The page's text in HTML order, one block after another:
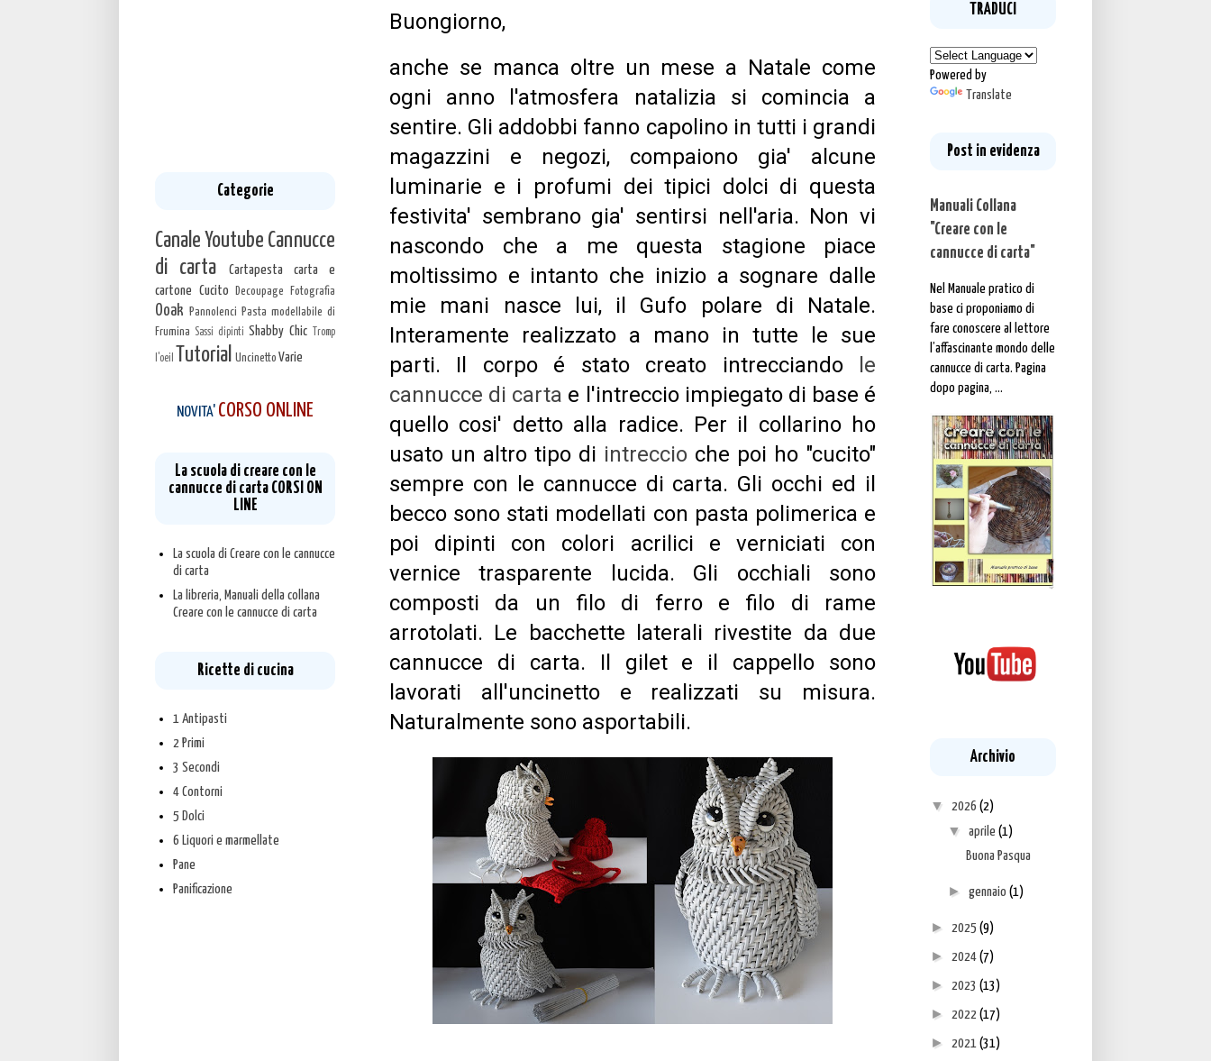
Buongiorno,
anche se manca oltre un mese a Natale come
ogni anno l'atmosfera natalizia si comincia a
sentire. Gli addobbi fanno capolino in tutti i grandi
magazzini e negozi, compaiono gia' alcune
luminarie e i profumi dei tipici dolci di questa
festivita' sembrano gia' sentirsi nell'aria. Non vi
nascondo che a me questa stagione piace
moltissimo e intanto che inizio a sognare dalle
mie mani nasce lui, il Gufo polare di Natale.
Interamente realizzato a mano in tutte le sue
parti. Il corpo é stato creato intrecciando le
cannucce di carta e l'intreccio impiegato di base é
quello cosi' detto alla radice. Per il collarino ho
usato un altro tipo di intreccio che poi ho "cucito"
sempre con le cannucce di carta. Gli occhi ed il
becco sono stati modellati con pasta polimerica e
poi dipinti con colori acrilici e verniciati con
vernice trasparente lucida. Gli occhiali sono
composti da un filo di ferro e filo di rame
arrotolati. Le bacchette laterali rivestite da due
cannucce di carta. Il gilet e il cappello sono
lavorati all'uncinetto e realizzati su misura.
Naturalmente sono asportabili.
Categorie
Canale Youtube Cannucce
di carta
Cartapesta carta e
cartone Cucito Decoupage Fotografia
Ooak Pannolenci Pasta modellabile di
Frumina Sassi dipinti Shabby Chic Tromp
l'oeil Tutorial Uncinetto Varie
NOVITA' CORSO ONLINE
La scuola di creare con le
cannucce di carta CORSI ON
LINE
La scuola di Creare con le cannucce
di carta
La libreria, Manuali della collana
Creare con le cannucce di carta
Ricette di cucina
1 Antipasti
2 Primi
3 Secondi
4 Contorni
5 Dolci
6 Liquori e marmellate
Pane
Panificazione
TRADUCI
Powered by
Translate
Post in evidenza
Manuali Collana
"Creare con le
cannucce di carta"
Nel Manuale pratico di
base ci proponiamo di
fare conoscere al lettore
l’affascinante mondo delle
cannucce di carta. Pagina
dopo pagina, ...
Archivio
▼ 2026 (2)
▼aprile(1)
Buona Pasqua
►gennaio(1)
► 2025 (9)
► 2024 (7)
► 2023 (13)
► 2022 (17)
► 2021 (31)